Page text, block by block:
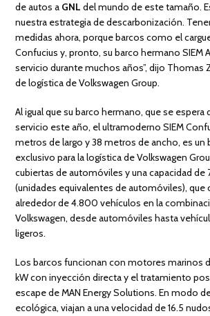
de autos a GNL del mundo de este tamaño.
nuestra estrategia de descarbonización.
medidas ahora, porque barcos como el
Confucius y, pronto, su barco hermano SIEM
servicio durante muchos años”, dijo Thomas
de logística de Volkswagen Group.
Al igual que su barco hermano, que se espera
servicio este año, el ultramoderno SIEM
metros de largo y 38 metros de ancho, es un
exclusivo para la logística de Volkswagen
cubiertas de automóviles y una capacidad de
(unidades equivalentes de automóviles), que
alrededor de 4.800 vehículos en la
Volkswagen, desde automóviles hasta
ligeros.
Los barcos funcionan con motores marinos
kW con inyección directa y el tratamiento
escape de MAN Energy Solutions. En modo
ecológica, viajan a una velocidad de 16.5